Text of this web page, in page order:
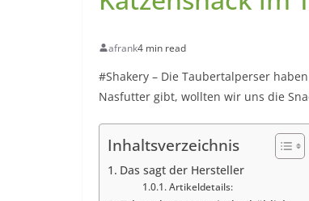
afrank4 min read
#Shakery – Die Taubertalperser
Nasfutter gibt, wollten wir uns die
Inhaltsverzeichnis
Das sagt der Hersteller
Artikeldetails: